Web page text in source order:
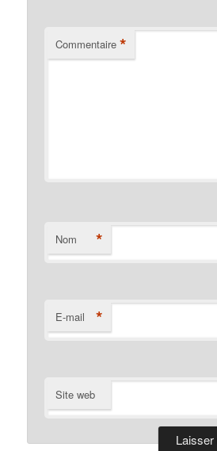
Commentaire *
Nom *
E-mail *
Site web